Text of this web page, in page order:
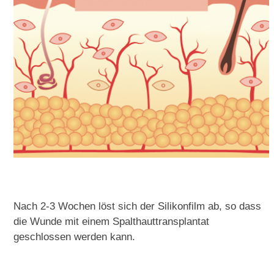
Nach 2-3 Wochen löst sich der Silikonfilm ab, so dass
die Wunde mit einem Spalthauttransplantat
geschlossen werden kann.